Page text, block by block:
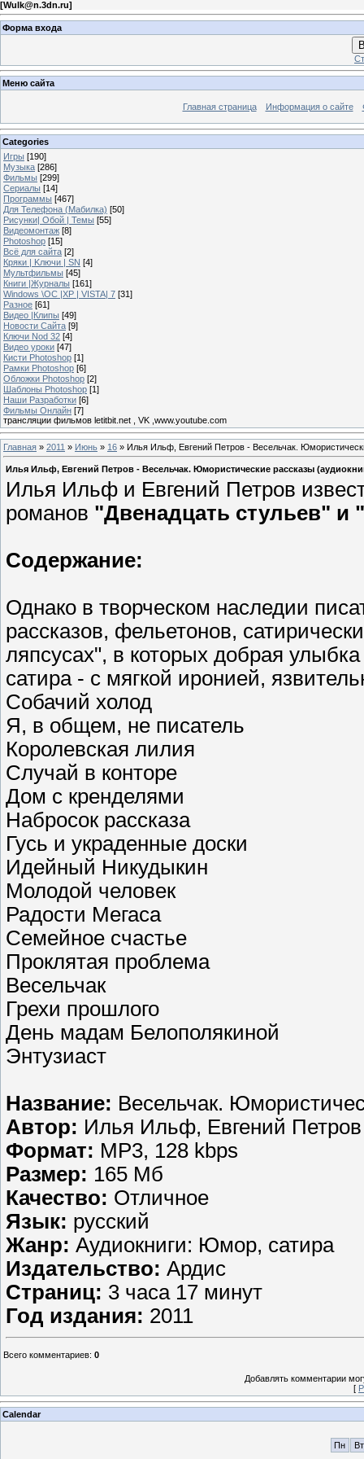
[Wulk@n.3dn.ru]
Форма входа
Меню сайта
Главная страница Информация о сайте
Categories
Игры [190]
Музыка [286]
Фильмы [299]
Сериалы [14]
Программы [467]
Для Телефона (Мабилка) [50]
Рисунки| Обой | Темы [55]
Видеомонтаж [8]
Photoshop [15]
Всё для сайта [2]
Кряки | Kлючи | SN [4]
Мультфильмы [45]
Книги |Журналы [161]
Windows \OC |XP | VISTA| 7 [31]
Разное [61]
Видео |Клипы [49]
Новости Сайта [9]
Ключи Nod 32 [4]
Видео уроки [47]
Кисти Photoshop [1]
Рамки Photoshop [6]
Обложки Photoshop [2]
Шаблоны Photoshop [1]
Наши Разработки [6]
Фильмы Онлайн [7]
трансляции фильмов letitbit.net , VK ,www.youtube.com
Главная » 2011 » Июнь » 16 » Илья Ильф, Евгений Петров - Весельчак.
Илья Ильф, Евгений Петров - Весельчак. Юмористические рассказы
Илья Ильф и Евгений Петров
романов "Двенадцать стульев" и
Содержание:
Однако в творческом наследии
рассказов, фельетонов,
ляпсусах", в которых добрая
сатира - с мягкой иронией,
Собачий холод
Я, в общем, не писатель
Королевская лилия
Случай в конторе
Дом с кренделями
Набросок рассказа
Гусь и украденные доски
Идейный Никудыкин
Молодой человек
Радости Мегаса
Семейное счастье
Проклятая проблема
Весельчак
Грехи прошлого
День мадам Белополякиной
Энтузиаст
Название: Весельчак.
Автор: Илья Ильф, Евгений Петров
Формат: МР3, 128 kbps
Размер: 165 Мб
Качество: Отличное
Язык: русский
Жанр: Аудиокниги: Юмор, сатира
Издательство: Ардис
Страниц: 3 часа 17 минут
Год издания: 2011
Всего комментариев: 0
Добавлять комментарии
[
Calendar
Пн Вт